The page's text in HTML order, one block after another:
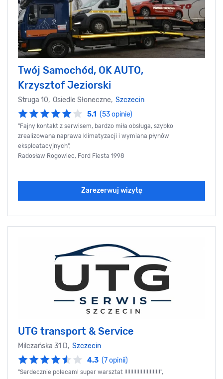
Twój Samochód, OK AUTO,
Krzysztof Jeziorski
Struga 10, Osiedle Słoneczne, Szczecin
5.1 (53 opinie)
"Fajny kontakt z serwisem, bardzo miła obsługa, szybko
zrealizowana naprawa klimatyzacji i wymiana płynów
eksploatacyjnych",
Radosław Rogowiec, Ford Fiesta 1998
Zarezerwuj wizytę
UTG transport & Service
Milczańska 31 D, Szczecin
4.3 (7 opinii)
"Serdecznie polecam! super warsztat !!!!!!!!!!!!!!!!!!!!!!!!",